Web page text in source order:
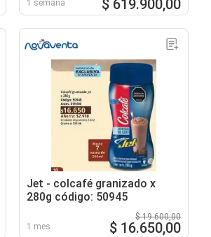
1 semana $ 619.900,00
Jet - colcafé granizado x
280g código: 50945
1 mes
$ 19.600,00
$ 16.650,00